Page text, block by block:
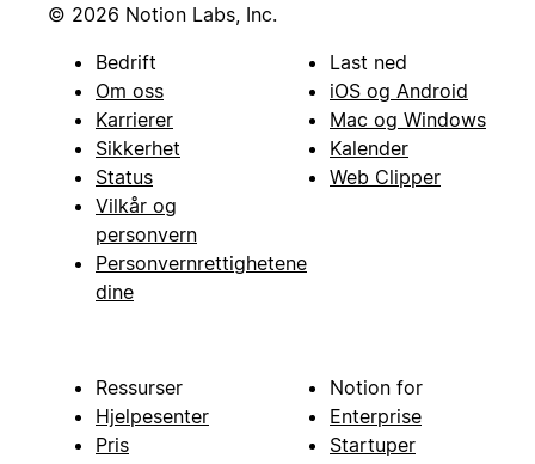
© 2026 Notion Labs, Inc.
Bedrift
Om oss
Karrierer
Sikkerhet
Status
Vilkår og
personvern
Personvernrettighetene
dine
Last ned
iOS og Android
Mac og Windows
Kalender
Web Clipper
Ressurser
Hjelpesenter
Pris
Notion for
Enterprise
Startuper